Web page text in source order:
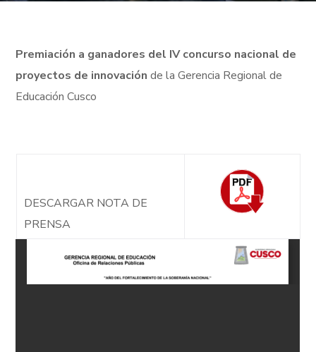
Premiación a ganadores del IV concurso nacional de
proyectos de innovación de la Gerencia Regional de
Educación Cusco
DESCARGAR NOTA DE
PRENSA